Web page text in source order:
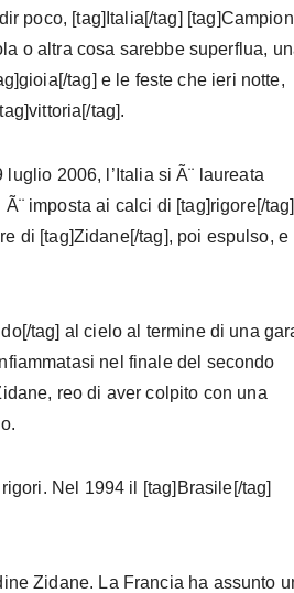
poco, [tag]Italia[/tag]
o altra cosa sarebbe superflua,
tag] e le feste che ieri notte,
tag].
2006, l’Italia si Ã¨ laureata
imposta ai calci di [tag]rigore[/tag]
di [tag]Zidane[/tag], poi espulso, e
tag] al cielo al termine di una
nel finale del secondo
reo di aver colpito con una
Nel 1994 il [tag]Brasile[/tag]
Zidane. La Francia ha assunto